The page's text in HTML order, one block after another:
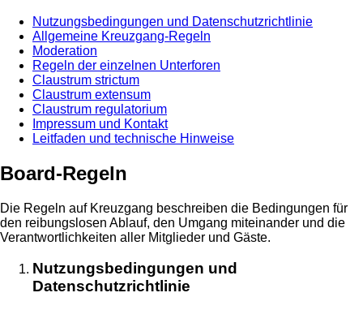
Nutzungsbedingungen und Datenschutzrichtlinie
Allgemeine Kreuzgang-Regeln
Moderation
Regeln der einzelnen Unterforen
Claustrum strictum
Claustrum extensum
Claustrum regulatorium
Impressum und Kontakt
Leitfaden und technische Hinweise
Board-Regeln
Die Regeln auf Kreuzgang beschreiben die Bedingungen für
den reibungslosen Ablauf, den Umgang miteinander und die
Verantwortlichkeiten aller Mitglieder und Gäste.
Nutzungsbedingungen und
Datenschutzrichtlinie